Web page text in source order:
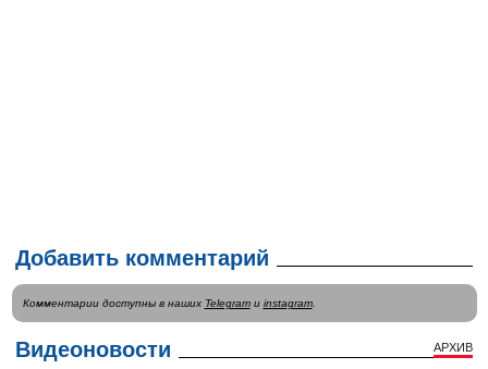
Добавить комментарий
Комментарии доступны в наших Telegramи instagram.
Видеоновости АРХИВ